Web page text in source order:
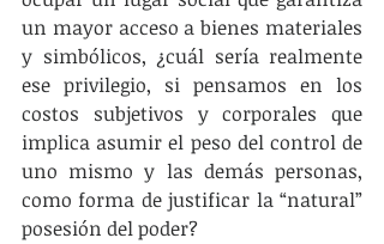
un mayor acceso a bienes materiales
y simbólicos, ¿cuál sería realmente
ese privilegio, si pensamos en los
costos subjetivos y corporales que
implica asumir el peso del control de
uno mismo y las demás personas,
como forma de justificar la “natural”
posesión del poder?